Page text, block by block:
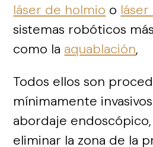
láser de holmio o láser
sistemas robóticos
como la aquablación,
Todos ellos son
mínimamente
abordaje
eliminar la zona de la